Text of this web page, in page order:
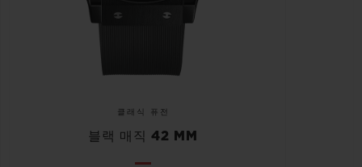
클래식 퓨전
블랙 매직 42 MM